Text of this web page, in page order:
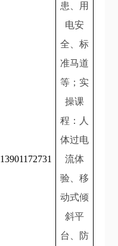
13901172731
患、用
电安
全、标
准马道
等；实
操课
程：人
体过电
流体
验、移
动式倾
斜平
台、防